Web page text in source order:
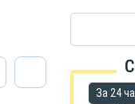
За 24